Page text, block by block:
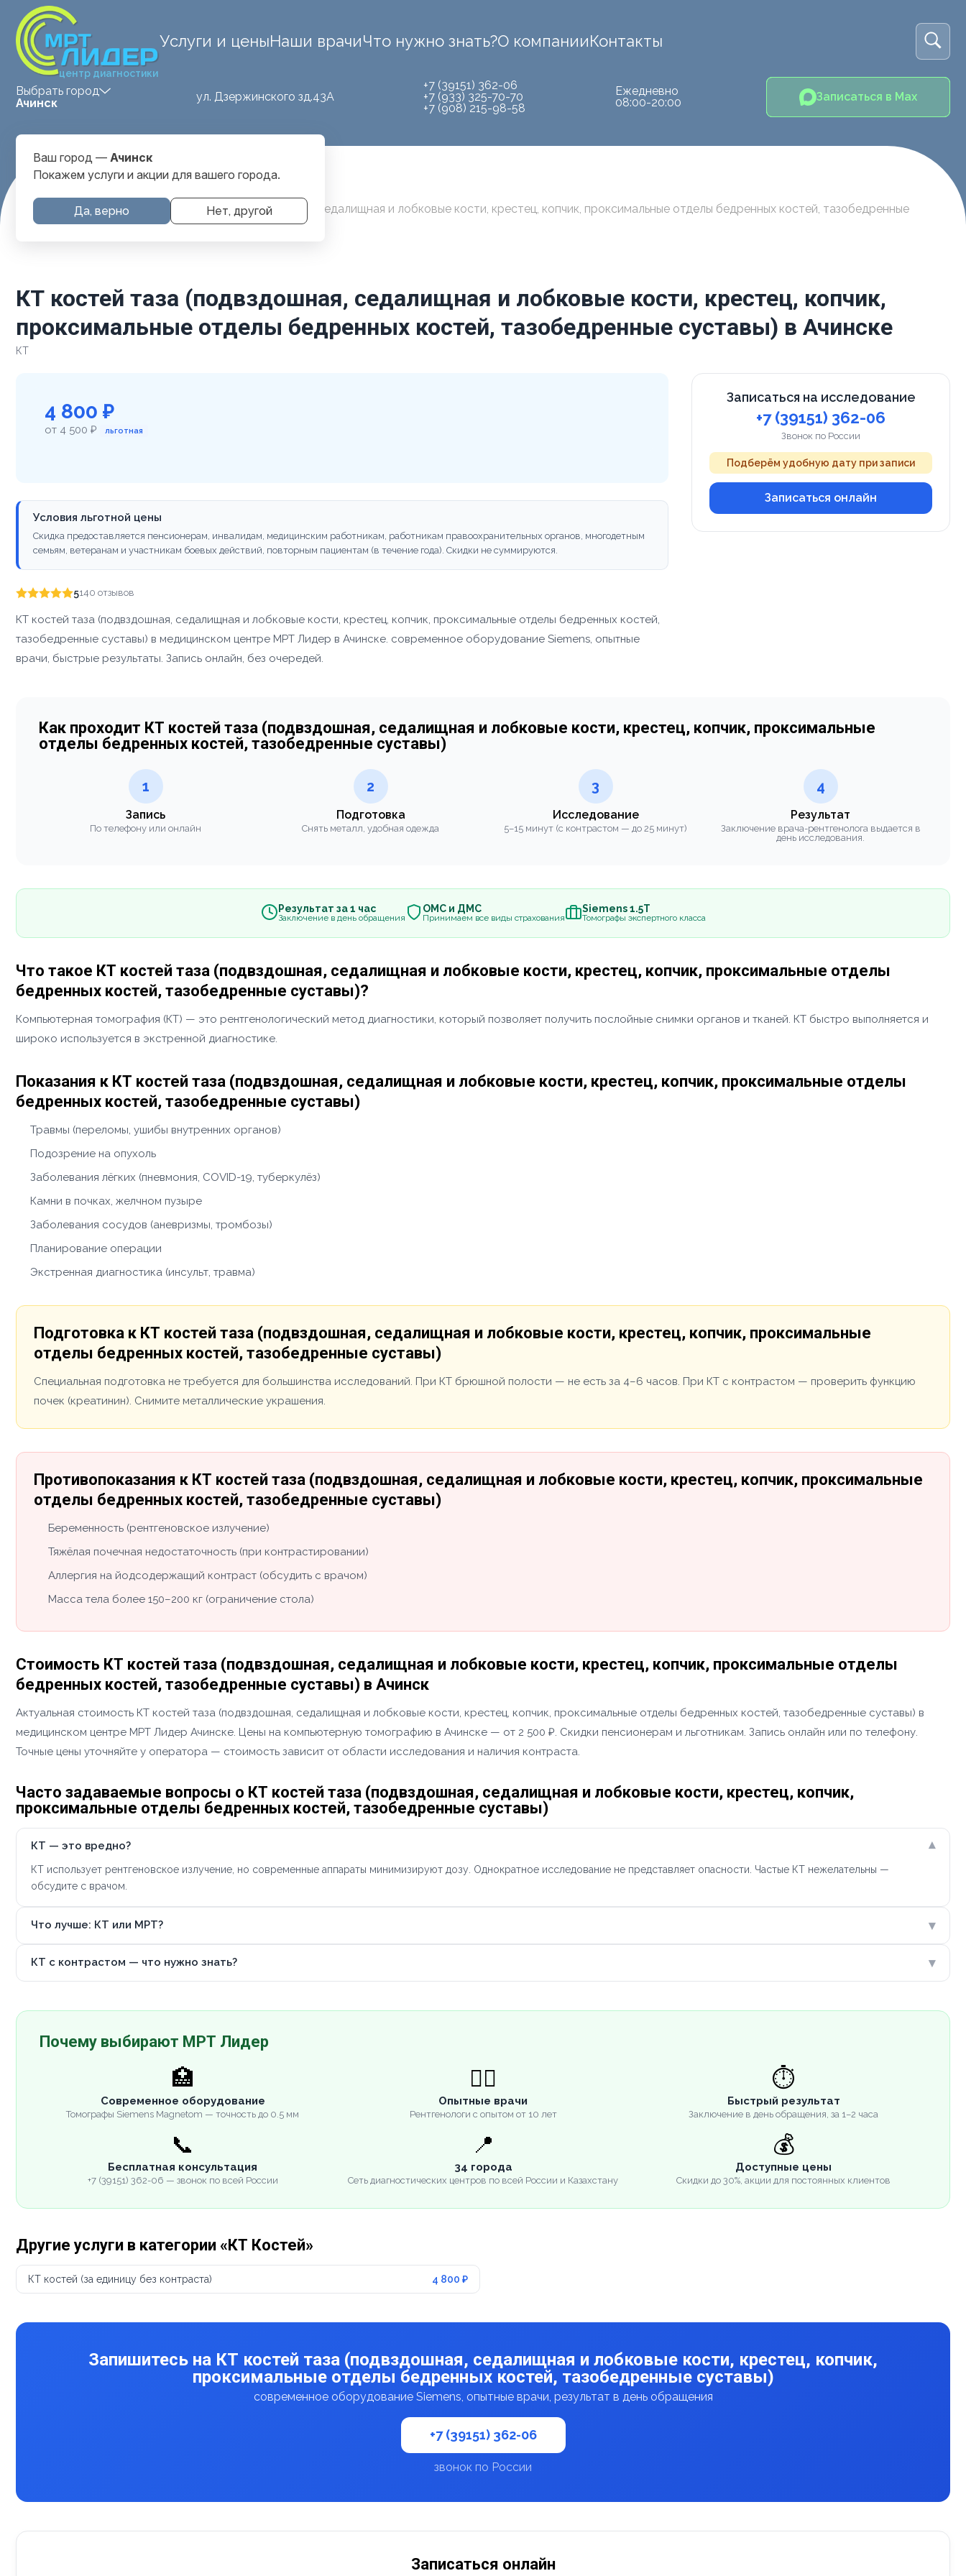
центр диагностики
Услуги и ценыНаши врачиЧто нужно знать?О компанииКонтакты
Выбрать город
Ачинск
ул. Дзержинского зд.43А
+7 (39151) 362-06
+7 (933) 325-70-70
+7 (908) 215-98-58
Ежедневно
08:00-20:00
Записаться в Max
Ваш город — Ачинск
Покажем услуги и акции для вашего города.
Да, верно Нет, другой
Услуги и
цены
КТ костей таза (подвздошная, седалищная и лобковые кости, крестец, копчик, проксимальные отделы бедренных костей, тазобедренные
суставы)
КТ костей таза (подвздошная, седалищная и лобковые кости, крестец, копчик,
проксимальные отделы бедренных костей, тазобедренные суставы) в Ачинске
КТ
4 800 ₽
от 4 500 ₽ льготная
Условия льготной цены
Скидка предоставляется пенсионерам, инвалидам, медицинским работникам, работникам правоохранительных органов, многодетным
семьям, ветеранам и участникам боевых действий, повторным пациентам (в течение года). Скидки не суммируются.
5140 отзывов
КТ костей таза (подвздошная, седалищная и лобковые кости, крестец, копчик, проксимальные отделы бедренных костей,
тазобедренные суставы) в медицинском центре МРТ Лидер в Ачинске. современное оборудование Siemens, опытные
врачи, быстрые результаты. Запись онлайн, без очередей.
Записаться на исследование
+7 (39151) 362-06
Звонок по России
Подберём удобную дату при записи
Записаться онлайн
Как проходит КТ костей таза (подвздошная, седалищная и лобковые кости, крестец, копчик, проксимальные
отделы бедренных костей, тазобедренные суставы)
1
Запись
По телефону или онлайн
2
Подготовка
Снять металл, удобная одежда
3
Исследование
5–15 минут (с контрастом — до 25 минут)
4
Результат
Заключение врача-рентгенолога выдается в
день исследования.
Результат за 1 час
Заключение в день обращения
ОМС и ДМС
Принимаем все виды страхования
Siemens 1.5Т
Томографы экспертного класса
Что такое КТ костей таза (подвздошная, седалищная и лобковые кости, крестец, копчик, проксимальные отделы
бедренных костей, тазобедренные суставы)?
Компьютерная томография (КТ) — это рентгенологический метод диагностики, который позволяет получить послойные снимки органов и тканей. КТ быстро выполняется и
широко используется в экстренной диагностике.
Показания к КТ костей таза (подвздошная, седалищная и лобковые кости, крестец, копчик, проксимальные отделы
бедренных костей, тазобедренные суставы)
Травмы (переломы, ушибы внутренних органов)
Подозрение на опухоль
Заболевания лёгких (пневмония, COVID-19, туберкулёз)
Камни в почках, желчном пузыре
Заболевания сосудов (аневризмы, тромбозы)
Планирование операции
Экстренная диагностика (инсульт, травма)
Подготовка к КТ костей таза (подвздошная, седалищная и лобковые кости, крестец, копчик, проксимальные
отделы бедренных костей, тазобедренные суставы)
Специальная подготовка не требуется для большинства исследований. При КТ брюшной полости — не есть за 4–6 часов. При КТ с контрастом — проверить функцию
почек (креатинин). Снимите металлические украшения.
Противопоказания к КТ костей таза (подвздошная, седалищная и лобковые кости, крестец, копчик, проксимальные
отделы бедренных костей, тазобедренные суставы)
Беременность (рентгеновское излучение)
Тяжёлая почечная недостаточность (при контрастировании)
Аллергия на йодсодержащий контраст (обсудить с врачом)
Масса тела более 150–200 кг (ограничение стола)
Стоимость КТ костей таза (подвздошная, седалищная и лобковые кости, крестец, копчик, проксимальные отделы
бедренных костей, тазобедренные суставы) в Ачинск
Актуальная стоимость КТ костей таза (подвздошная, седалищная и лобковые кости, крестец, копчик, проксимальные отделы бедренных костей, тазобедренные суставы) в
медицинском центре МРТ Лидер Ачинске. Цены на компьютерную томографию в Ачинске — от 2 500 ₽. Скидки пенсионерам и льготникам. Запись онлайн или по телефону.
Точные цены уточняйте у оператора — стоимость зависит от области исследования и наличия контраста.
Часто задаваемые вопросы о КТ костей таза (подвздошная, седалищная и лобковые кости, крестец, копчик,
проксимальные отделы бедренных костей, тазобедренные суставы)
КТ — это вредно? ▾
КТ использует рентгеновское излучение, но современные аппараты минимизируют дозу. Однократное исследование не представляет опасности. Частые КТ нежелательны —
обсудите с врачом.
Что лучше: КТ или МРТ? ▾
КТ с контрастом — что нужно знать? ▾
Почему выбирают МРТ Лидер
🏥
Современное оборудование
Томографы Siemens Magnetom — точность до 0.5 мм
👨‍⚕️
Опытные врачи
Рентгенологи с опытом от 10 лет
⏱️
Быстрый результат
Заключение в день обращения, за 1–2 часа
📞
Бесплатная консультация
+7 (39151) 362-06 — звонок по всей России
📍
34 города
Сеть диагностических центров по всей России и Казахстану
💰
Доступные цены
Скидки до 30%, акции для постоянных клиентов
Другие услуги в категории «КТ Костей»
КТ костей (за единицу без контраста) 4 800 ₽
Запишитесь на КТ костей таза (подвздошная, седалищная и лобковые кости, крестец, копчик,
проксимальные отделы бедренных костей, тазобедренные суставы)
современное оборудование Siemens, опытные врачи, результат в день обращения
+7 (39151) 362-06
звонок по России
Записаться онлайн